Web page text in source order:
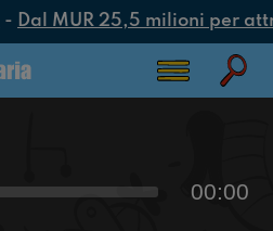
Dal MUR 25,5 milioni per
00:00